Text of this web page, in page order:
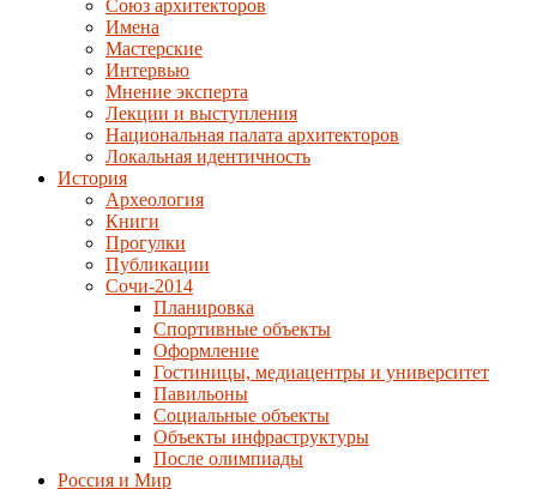
Союз архитекторов
Имена
Мастерские
Интервью
Мнение эксперта
Лекции и выступления
Национальная палата архитекторов
Локальная идентичность
История
Археология
Книги
Прогулки
Публикации
Сочи-2014
Планировка
Спортивные объекты
Оформление
Гостиницы, медиацентры и университет
Павильоны
Социальные объекты
Объекты инфраструктуры
После олимпиады
Россия и Мир